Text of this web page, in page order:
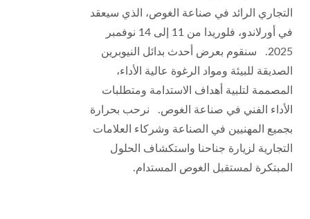
التجاري الرائد في صناعة الغوص، الذي سيعقد
في أورلاندو، فلوريدا من 11 إلى 14 نوفمبر
2025. سنقوم بعرض أحدث بدائل النيوبرين
الصديقة للبيئة ومواد الرغوة عالية الأداء،
المصممة لتلبية أهداف الاستدامة ومتطلبات
الأداء الفني في صناعة الغوص. نرحب بحرارة
بجميع المهنيين في الصناعة وشركاء العلامات
التجارية لزيارة جناحنا واستكشاف الحلول
المبتكرة لمستقبل الغوص المستدام.